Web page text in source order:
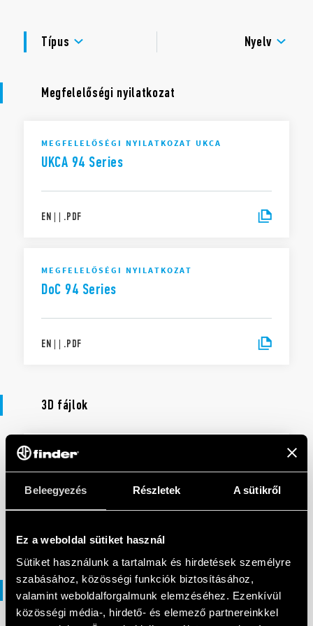
Beleegyezés Részletek A sütikről
Ez a weboldal sütiket használ
Sütiket használunk a tartalmak és hirdetések személyre
szabásához, közösségi funkciók biztosításához,
valamint weboldalforgalmunk elemzéséhez. Ezenkívül
közösségi média-, hirdető- és elemező partnereinkkel
Névleges terhelhetőség 10 A – 250 V
Villamos szilárdság 2 kV AC
TANÚSÍTVÁNYOK
Típus
Nyelv
Megfelelőségi nyilatkozat
MEGFELELŐSÉGI NYILATKOZAT UKCA
UKCA 94 Series
EN | | .PDF
MEGFELELŐSÉGI NYILATKOZAT
DoC 94 Series
EN | | .PDF
3D fájlok
3D FÁJLOK
94 Series
DXF fájlok